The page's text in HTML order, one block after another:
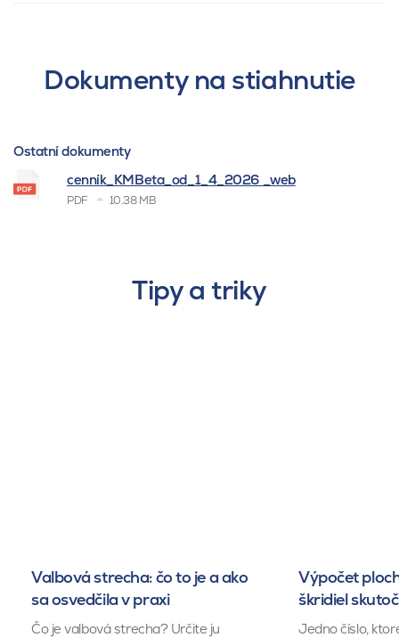
Dokumenty na stiahnutie
Ostatní dokumenty
cenník_KMBeta_od_1_4_2026 _web
PDF 10.38 MB
Tipy a triky
Valbová strecha: čo to je a ako
sa osvedčila v praxi
Čo je valbová strecha? Určite ju
Výpočet
škridiel
Jedno číslo,